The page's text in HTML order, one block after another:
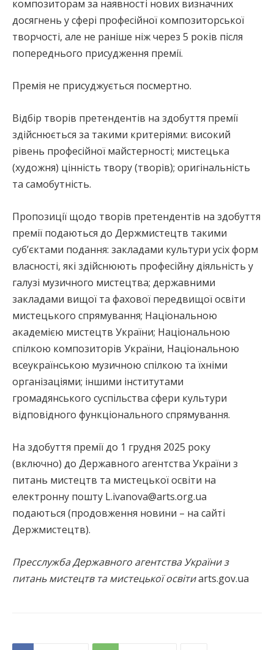
композиторам за наявності нових визначних
досягнень у сфері професійної композиторської
творчості, але не раніше ніж через 5 років після
попереднього присудження премії.
Премія не присуджується посмертно.
Відбір творів претендентів на здобуття премії
здійснюється за такими критеріями: високий
рівень професійної майстерності; мистецька
(художня) цінність твору (творів); оригінальність
та самобутність.
Пропозиції щодо творів претендентів на здобуття
премії подаються до Держмистецтв такими
суб’єктами подання: закладами культури усіх форм
власності, які здійснюють професійну діяльність у
галузі музичного мистецтва; державними
закладами вищої та фахової передвищої освіти
мистецького спрямування; Національною
академією мистецтв України; Національною
спілкою композиторів України, Національною
всеукраїнською музичною спілкою та їхніми
організаціями; іншими інститутами
громадянського суспільства сфери культури
відповідного функціонального спрямування.
На здобуття премії до 1 грудня 2025 року
(включно) до Державного агентства України з
питань мистецтв та мистецької освіти на
електронну пошту L.ivanova@arts.org.ua
подаються (продовження новини – на сайті
Держмистецтв).
Пресслужба Державного агентства України з
питань мистецтв та мистецької освітиarts.gov.ua